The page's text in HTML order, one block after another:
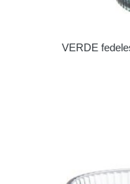
VERDE